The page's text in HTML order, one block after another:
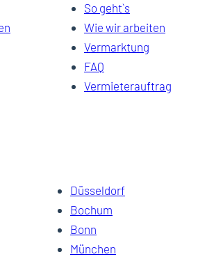
So geht`s
Wie wir arbeiten
Vermarktung
FAQ
Vermieterauftrag
Düsseldorf
Bochum
Bonn
München